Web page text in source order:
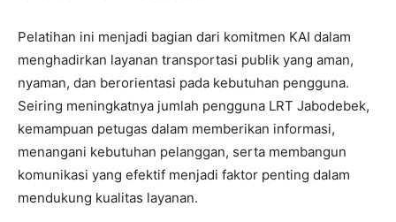
Pelatihan ini menjadi bagian dari komitmen KAI dalam
menghadirkan layanan transportasi publik yang aman,
nyaman, dan berorientasi pada kebutuhan pengguna.
Seiring meningkatnya jumlah pengguna LRT Jabodebek,
kemampuan petugas dalam memberikan informasi,
menangani kebutuhan pelanggan, serta membangun
komunikasi yang efektif menjadi faktor penting dalam
mendukung kualitas layanan.